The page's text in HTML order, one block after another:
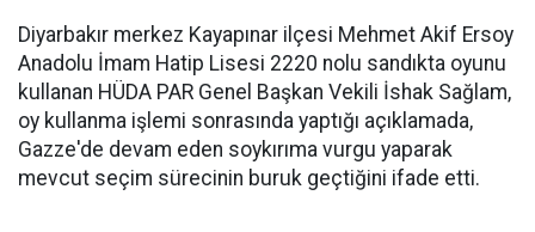
Diyarbakır merkez Kayapınar ilçesi Mehmet Akif Ersoy
Anadolu İmam Hatip Lisesi 2220 nolu sandıkta oyunu
kullanan HÜDA PAR Genel Başkan Vekili İshak Sağlam,
oy kullanma işlemi sonrasında yaptığı açıklamada,
Gazze'de devam eden soykırıma vurgu yaparak
mevcut seçim sürecinin buruk geçtiğini ifade etti.